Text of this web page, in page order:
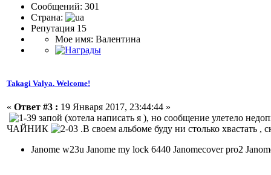
Сообщений: 301
Страна:
Репутация 15
Мое имя: Валентина
Takagi Valya. Welcome!
« Ответ #3 : 19 Января 2017, 23:44:44 »
запой (хотела написать я ), но сообщение улетело
ЧАЙНИК
.В своем альбоме буду ни столько хвастать ,
Janome w23u Janome my lock 6440 Janomecover pro2